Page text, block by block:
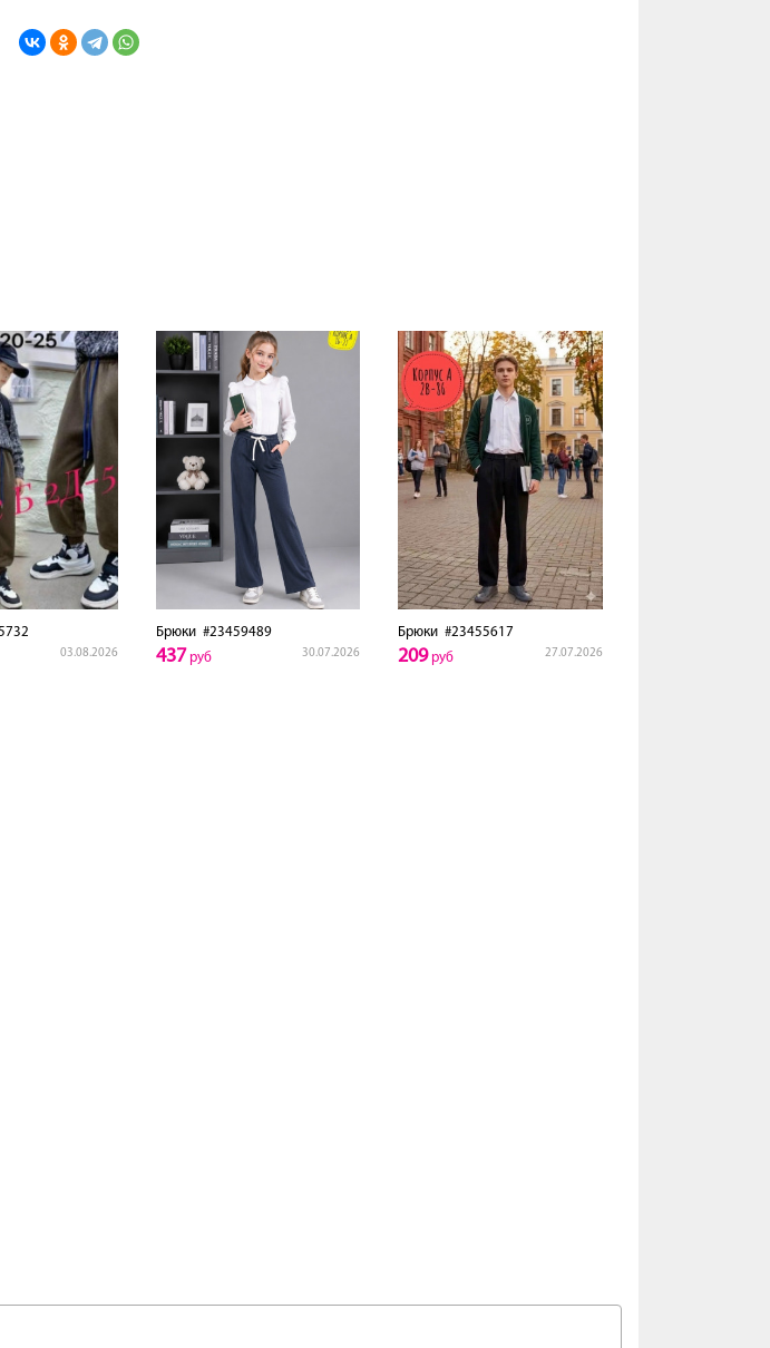
03.08.2026
Брюки#23459489
30.07.2026
437 руб
Брюки #23455617
27.07.2026
209руб